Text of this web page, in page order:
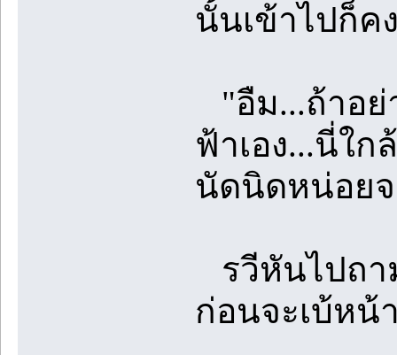
นั้นเข้าไปก็ค
"อืม...ถ้าอย่
ฟ้าเอง...นี่ใก
นัดนิดหน่อยจ
รวีหันไปถา
ก่อนจะเบ้หน้